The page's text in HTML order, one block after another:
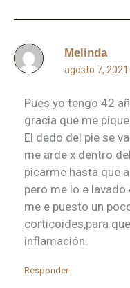
Melinda
agosto 7,
Pues yo tengo 42
gracia que me
El dedo del pie se
me arde x dentro
picarme hasta que
pero me lo e
me e puesto un
corticoides,para
inflamación.
Responder